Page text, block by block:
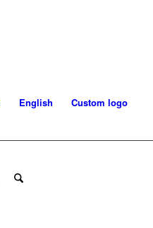
English Custom logo